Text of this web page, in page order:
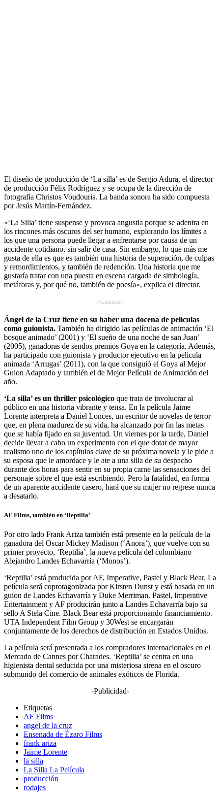
El diseño de producción de ‘La silla’ es de Sergio Adura, el director
de producción Félix Rodríguez y se ocupa de la dirección de
fotografía Christos Voudouris. La banda sonora ha sido compuesta
por Jesús Martín-Fernández.
«‘La Silla’ tiene suspense y provoca angustia porque se adentra en
los rincones más oscuros del ser humano, explorando los límites a
los que una persona puede llegar a enfrentarse por causa de un
accidente cotidiano, sin salir de casa. Sin embargo, lo que más me
gusta de ella es que es también una historia de superación, de culpas
y remordimientos, y también de redención. Una historia que me
gustaría tratar con una puesta en escena cargada de simbología,
metáforas y, por qué no, también de poesía», explica el director.
- Publicidad -
Ángel de la Cruz tiene en su haber una docena de películas
como guionista. También ha dirigido las películas de animación ‘El
bosque animado’ (2001) y ‘El sueño de una noche de san Juan’
(2005), ganadoras de sendos premios Goya en la categoría. Además,
ha participado con guionista y productor ejecutivo en la película
animada ‘Arrugas’ (2011), con la que consiguió el Goya al Mejor
Guion Adaptado y también el de Mejor Película de Animación del
año.
‘La silla’ es un thriller psicológico que trata de involucrar al
público en una historia vibrante y tensa. En la película Jaime
Lorente interpreta a Daniel Lonces, un escritor de novelas de terror
que, en plena madurez de su vida, ha alcanzado por fin las metas
que se había fijado en su juventud. Un viernes por la tarde, Daniel
decide llevar a cabo un experimento con el que dotar de mayor
realismo uno de los capítulos clave de su próxima novela y le pide a
su esposa que le amordace y le ate a una silla de su despacho
durante dos horas para sentir en su propia carne las sensaciones del
personaje sobre el que está escribiendo. Pero la fatalidad, en forma
de un aparente accidente casero, hará que su mujer no regrese nunca
a desatarlo.
AF Films, también en ‘Reptilia’
Por otro lado Frank Ariza también está presente en la película de la
ganadora del Oscar Mickey Madison (‘Anora’), que vuelve con su
primer proyecto, ‘Reptilia’, la nueva película del colombiano
Alejandro Landes Echavarría (‘Monos’).
‘Reptilia’ está producida por AF, Imperative, Pastel y Black Bear. La
película será coprotagonizada por Kirsten Dunst y está basada en un
guion de Landes Echavarría y Duke Merriman. Pastel, Imperative
Entertainment y AF producirán junto a Landes Echavarría bajo su
sello A Stela Cine. Black Bear está proporcionando financiamiento.
UTA Independent Film Group y 30West se encargarán
conjuntamente de los derechos de distribución en Estados Unidos.
La película será presentada a los compradores internacionales en el
Mercado de Cannes por Charades. ‘Reptilia’ se centra en una
higienista dental seducida por una misteriosa sirena en el oscuro
submundo del comercio de animales exóticos de Florida.
-Publicidad-
Etiquetas
AF Films
angel de la cruz
Ensenada de Ézaro Films
frank ariza
Jaime Lorente
la silla
La Silla La Película
producción
rodajes